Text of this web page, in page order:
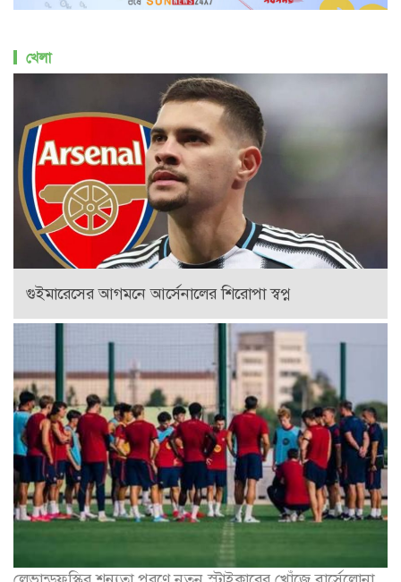
খেলা
গুইমারেসের আগমনে আর্সেনালের শিরোপা স্বপ্ন